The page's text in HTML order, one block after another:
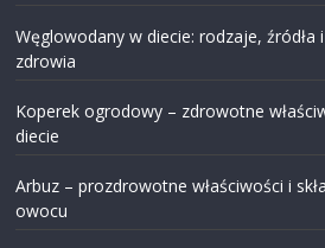
Węglowodany w diecie: rodzaje, źródła
zdrowia
Koperek ogrodowy – zdrowotne
diecie
Arbuz – prozdrowotne właściwości i
owocu